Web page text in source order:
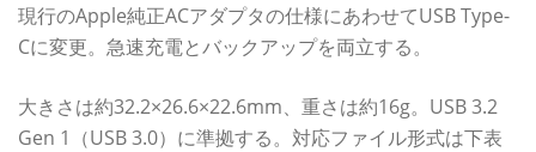
現行のApple純正ACアダプタの仕様にあわせてUSB Type-
Cに変更。急速充電とバックアップを両立する。
大きさは約32.2×26.6×22.6mm、重さは約16g。USB 3.2
Gen 1（USB 3.0）に準拠する。対応ファイル形式は下表